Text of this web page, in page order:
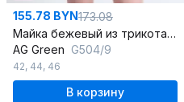
155.78 BYN173.08
Майка бежевый из трикотажа с полуприлегающим силуэтом
AG Green G504/9
42, 44, 46
В корзину